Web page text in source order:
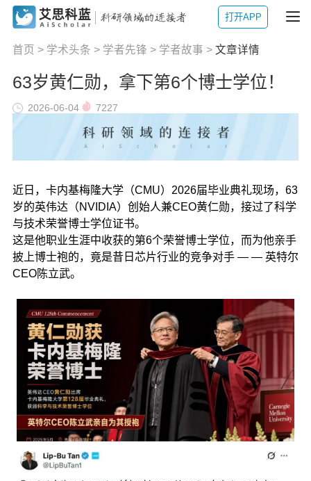
打开APP
首页 > 学术头条 > 学者先锋 > 学者故事 > 文章详情
63岁黄仁勋，拿下第6个博士学位！
2026-06-04 7227
近日，卡内基梅隆大学（CMU）2026届毕业典礼现场，63
岁的英伟达（NVIDIA）创始人兼CEO黄仁勋，接过了科学
与技术荣誉博士学位证书。
这是他职业生涯中收获的第6个荣誉博士学位，而为他亲手
披上博士袍的，竟是昔日芯片行业的竞争对手 — — 英特尔
CEO陈立武。